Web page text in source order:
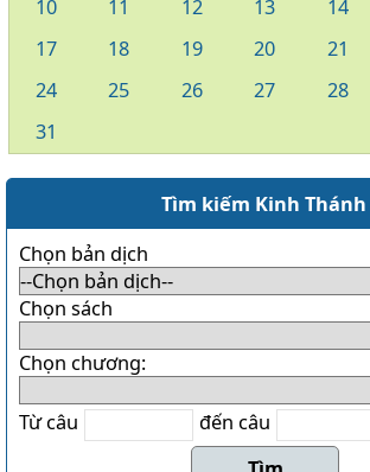
10
11 12 13 14
17
18 19 20 21
24
25 26 27 28
31
Tìm kiếm Kinh Thánh
Chọn bản dịch
Chọn sách
Chọn chương:
Từ câu đến câu